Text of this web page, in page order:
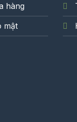
hàng
mật